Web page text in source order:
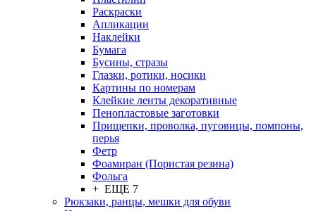
Раскраски
Апликации
Наклейки
Бумага
Бусины, стразы
Глазки, ротики, носики
Картины по номерам
Клейкие ленты декоративные
Пенопластовые заготовки
Прищепки, проволка, пуговицы, помпоны,
перья
Фетр
Фоамиран (Пористая резина)
Фольга
+ ЕЩЕ 7
Рюкзаки, ранцы, мешки для обуви